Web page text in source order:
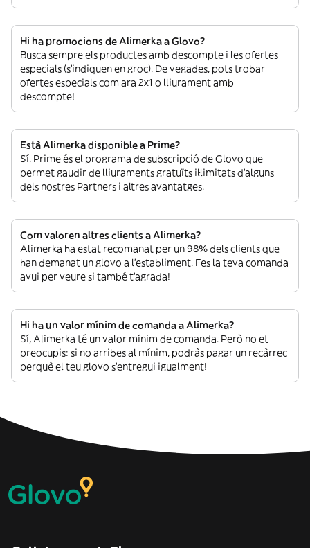
Hi ha promocions de Alimerka a Glovo?
Busca sempre els productes amb descompte i les ofertes
especials (s’indiquen en groc). De vegades, pots trobar
ofertes especials com ara 2x1 o lliurament amb
descompte!
Està Alimerka disponible a Prime?
Sí. Prime és el programa de subscripció de Glovo que
permet gaudir de lliuraments gratuïts il·limitats d’alguns
dels nostres Partners i altres avantatges.
Com valoren altres clients a Alimerka?
Alimerka ha estat recomanat per un 98% dels clients que
han demanat un glovo a l’establiment. Fes la teva comanda
avui per veure si també t’agrada!
Hi ha un valor mínim de comanda a Alimerka?
Sí, Alimerka té un valor mínim de comanda. Però no et
preocupis: si no arribes al mínim, podràs pagar un recàrrec
perquè el teu glovo s’entregui igualment!